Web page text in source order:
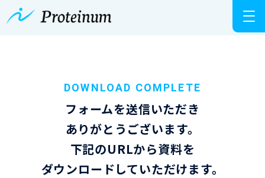
DOWNLOAD COMPLETE
フォームを送信いただき
ありがとうございます。
下記のURLから資料を
ダウンロードしていただけます。